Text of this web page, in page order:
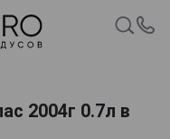
2004г 0.7л в